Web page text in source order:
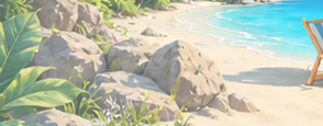
海南航空控
关于受台风
关于受台风